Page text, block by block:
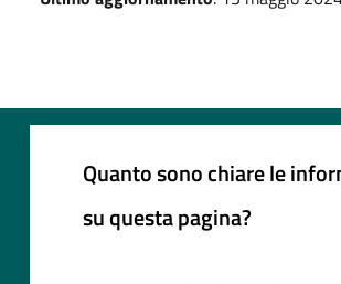
Quanto sono chiare le
su questa pagina?